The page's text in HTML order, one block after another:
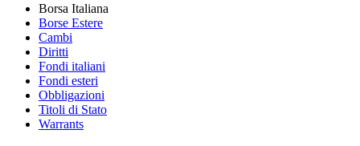
Borsa Italiana
Borse Estere
Cambi
Diritti
Fondi italiani
Fondi esteri
Obbligazioni
Titoli di Stato
Warrants